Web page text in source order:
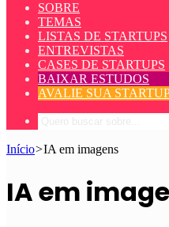
SOBRE
TEMAS
LISTAS DE STARTUPS
ENTREVISTAS
CASES DE STARTUPS
BAIXAR ESTUDOS
AVALIE SUA
Início>IA em imagens
IA em